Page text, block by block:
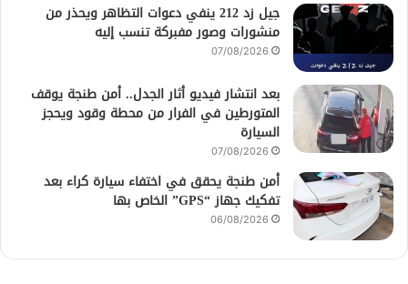
جيل زد 212 ينفي دعوات التظاهر ويحذر من
منشورات وصور مفبركة تنسب إليه
07/08/2026
بعد انتشار فيديو أثار الجدل.. أمن طنجة يوقف
المتورطين في الفرار من محطة وقود ويحجز
السيارة
07/08/2026
أمن طنجة يحقق في اختفاء سيارة كراء بعد
تفكيك جهاز “GPS” الخاص بها
06/08/2026